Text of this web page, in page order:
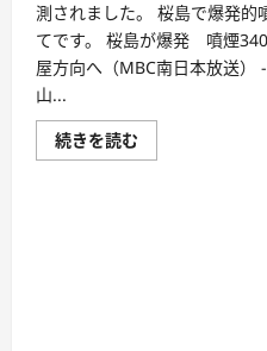
測されました。 桜島で爆発的
てです。 桜島が爆発 噴煙
屋方向へ（MBC南日本放送）
山...
続きを読む